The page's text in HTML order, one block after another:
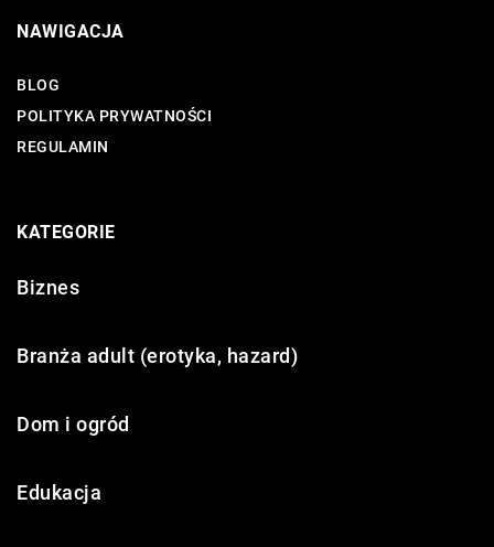
NAWIGACJA
BLOG
POLITYKA PRYWATNOŚCI
REGULAMIN
KATEGORIE
Biznes
Branża adult (erotyka, hazard)
Dom i ogród
Edukacja